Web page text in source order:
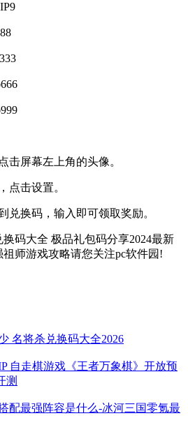
屏幕左上角的头像。
击设置。
换码，输入即可领取奖励。
大全 极品礼包码分享2024最新
师游戏攻略请您关注pc软件园!
名将杀兑换码大全2026
自走棋游戏《王者万象棋》开放预
测
配最强阵容是什么-冰河三国零氪最